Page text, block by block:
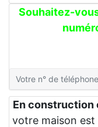
Souhaitez-
En construction
votre maison